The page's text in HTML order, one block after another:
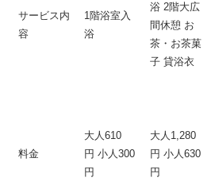
サービス内
容
1階浴室入
浴
浴 2階大広
間休憩 お
茶・お茶菓
子 貸浴衣
料金
大人610
円 小人300
円
大人1,280
円 小人630
円